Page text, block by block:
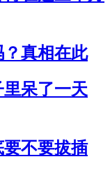
真相在此
呆了一天
不要拔插